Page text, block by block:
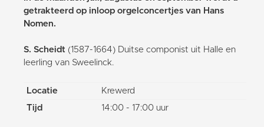
getrakteerd op inloop orgelconcertjes van Hans
Nomen.
S. Scheidt (1587-1664) Duitse componist uit Halle en
leerling van Sweelinck.
Locatie
Krewerd
Tijd
14:00 - 17:00 uur